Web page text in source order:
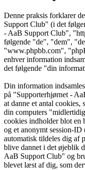
Denne praksis forklarer
Support Club" (i det
- AaB Support Club",
følgende "de", "dem",
"www.phpbb.com",
enhver information
det følgende "din
Din information
på "Supporterhjørnet -
at danne et antal cookies,
din computers
cookies indholder blot en
og et anonymt session-
automatisk tildeles dig af
blive dannet i det øjeblik
AaB Support Club" og
blevet læst af dig, som